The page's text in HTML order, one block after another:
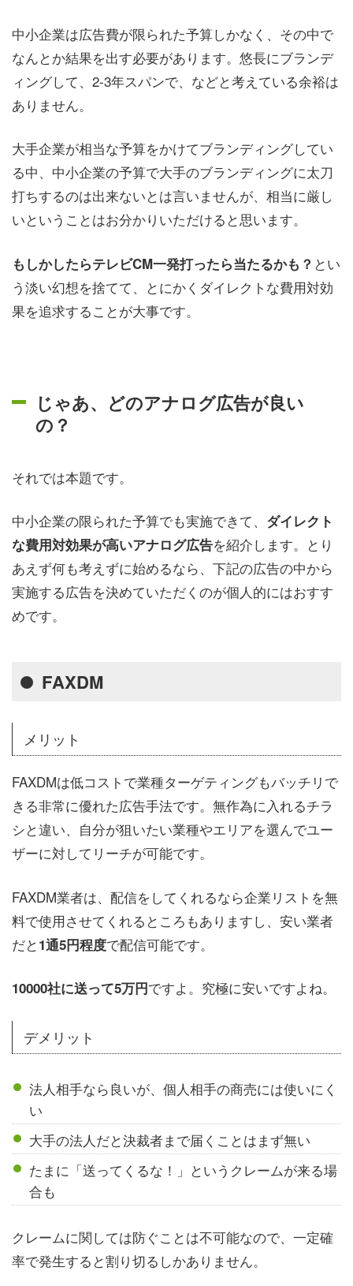
中小企業は広告費が限られた予算しかなく、その中で
なんとか結果を出す必要があります。悠長にブランデ
ィングして、2-3年スパンで、などと考えている余裕は
ありません。
大手企業が相当な予算をかけてブランディングしてい
る中、中小企業の予算で大手のブランディングに太刀
打ちするのは出来ないとは言いませんが、相当に厳し
いということはお分かりいただけると思います。
もしかしたらテレビCM一発打ったら当たるかも？ とい
う淡い幻想を捨てて、とにかくダイレクトな費用対効
果を追求することが大事です。
じゃあ、どのアナログ広告が良い
の？
それでは本題です。
中小企業の限られた予算でも実施できて、 ダイレクト
な費用対効果が高いアナログ広告を紹介します。とり
あえず何も考えずに始めるなら、下記の広告の中から
実施する広告を決めていただくのが個人的にはおすす
めです。
FAXDM
メリット
FAXDMは低コストで業種ターゲティングもバッチリで
きる非常に優れた広告手法です。無作為に入れるチラ
シと違い、自分が狙いたい業種やエリアを選んでユー
ザーに対してリーチが可能です。
FAXDM業者は、配信をしてくれるなら企業リストを無
料で使用させてくれるところもありますし、安い業者
だと1通5円程度で配信可能です。
10000社に送って5万円ですよ。究極に安いですよね。
デメリット
法人相手なら良いが、個人相手の商売には使いにく
い
大手の法人だと決裁者まで届くことはまず無い
たまに「送ってくるな！」というクレームが来る場
合も
クレームに関しては防ぐことは不可能なので、一定確
率で発生すると割り切るしかありません。